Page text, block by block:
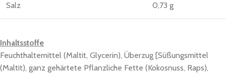
Salz 0,73 g
Inhaltsstoffe
Feuchthaltemittel (Maltit, Glycerin), Überzug [Süßungsmittel
(Maltit), ganz gehärtete Pflanzliche Fette (Kokosnuss, Raps),